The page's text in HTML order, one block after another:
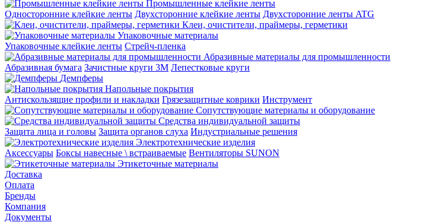
Промышленные клейкие ленты
Односторонние клейкие ленты Двухсторонние клейкие ленты Двухсторонние ленты ATG
Клеи, очистители, праймеры, герметики
Упаковочные материалы
Упаковочные клейкие ленты Стрейч-пленка
Абразивные материалы для промышленности
Абразивная бумага Зачистные круги 3М Лепестковые круги
Демпферы
Напольные покрытия
Aнтискользящие профили и накладки Грязезащитные коврики Инструмент
Сопутствующие материалы и оборудование
Средства индивидуальной защиты
Защита лица и головы Защита органов слуха Индустриальные решения
Электротехнические изделия
Аксессуары Боксы навесные \ встраиваемые Вентиляторы SUNON
Этикеточные материалы
Доставка
Оплата
Бренды
Компания
Документы